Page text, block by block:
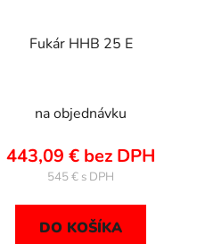
Fukár HHB 25 E
na objednávku
443,09 € bez DPH
545 €
DO KOŠÍKA